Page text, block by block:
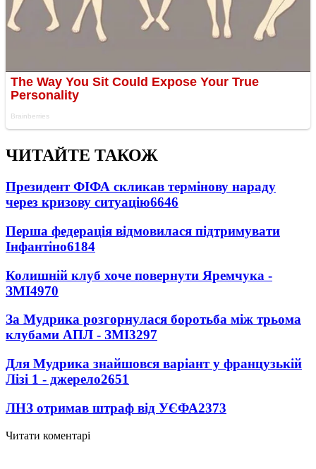
ЧИТАЙТЕ ТАКОЖ
Президент ФІФА скликав термінову нараду
через кризову ситуацію6646
Перша федерація відмовилася підтримувати
Інфантіно6184
Колишній клуб хоче повернути Яремчука -
ЗМІ4970
За Мудрика розгорнулася боротьба між трьома
клубами АПЛ - ЗМІ3297
Для Мудрика знайшовся варіант у французькій
Лізі 1 - джерело2651
ЛНЗ отримав штраф від УЄФА2373
Читати коментарі